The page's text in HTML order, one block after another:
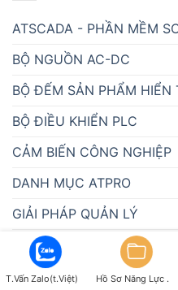
ATSCADA - PHẦN MỀM
BỘ NGUỒN AC-DC
BỘ ĐẾM SẢN PHẨM HIỂN
BỘ ĐIỀU KHIỂN PLC
CẢM BIẾN CÔNG NGHIỆP
DANH MỤC ATPRO
GIẢI PHÁP QUẢN LÝ
GIẢI PHÁP QUẢN LÝ BÃI
GIẢI PHÁP XẾP HÀNG
T.Vấn Zalo(t.Việt) Hồ Sơ Năng Lực .